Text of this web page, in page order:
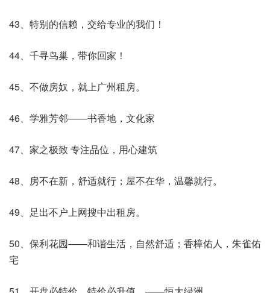
43、特别的信赖，交给专业的我们！
44、千寻鸟巢，带你回家！
45、不做房奴，就上广州租房。
46、学雅芳邻——书香地，文化家
47、家之极致 专注品位，用心建筑
48、房不在新，舒适就行；屋不在华，温馨就行。
49、足出不户上网搜中出租房。
50、保利花园——和谐生活，自然舒适；香樟佑人，朱雀佑
宅